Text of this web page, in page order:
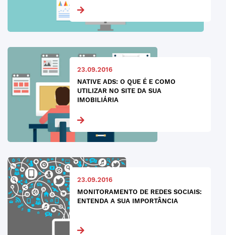
23.09.2016
NATIVE ADS: O QUE É E COMO
UTILIZAR NO SITE DA SUA
IMOBILIÁRIA
23.09.2016
MONITORAMENTO DE REDES SOCIAIS:
ENTENDA A SUA IMPORTÂNCIA